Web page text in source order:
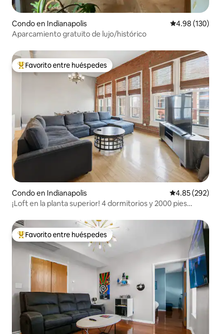
Condo en Indianapolis Calificación
4.98 (130)
Aparcamiento gratuito de lujo/histórico
Favorito entre huéspedes preferido
Favorito entre huéspedes
Condo en Indianapolis Calificación
4.85 (292)
¡Loft en la planta superior! 4 dormitorios y 2000 pies
Favorito entre huéspedes preferido
Favorito entre huéspedes